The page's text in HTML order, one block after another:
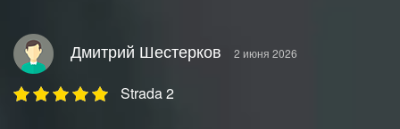
Дмитрий Шестерков 2 июня 2026
Strada 2